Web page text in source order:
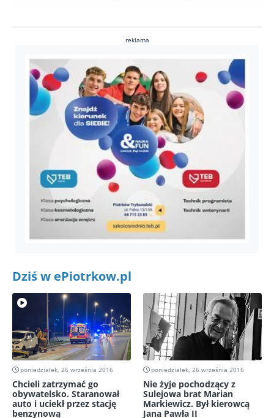
reklama
Dziś w ePiotrkow.pl
poniedziałek, 26 września 2016
Chcieli zatrzymać go
obywatelsko. Staranował
auto i uciekł przez stację
benzynową
poniedziałek, 26 września 2016
Nie żyje pochodzący z
Sulejowa brat Marian
Markiewicz. Był kierowcą
Jana Pawła II